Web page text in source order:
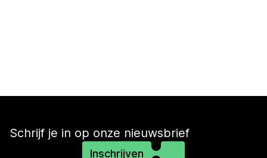
Schrijf je in op onze nieuwsbrief
Inschrijven